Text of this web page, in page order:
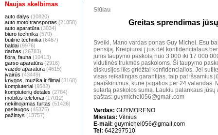
Naujas skelbimas
auto dalys (10820)
auto moto transportas (21858)
auto aparatūra (3034)
biuro technika (570)
buitinė technika (6467)
baldai (9976)
darbas (26783)
flora, fauna (10413)
garso aparatūra (2916)
vaizdo aparatūra (4615)
įvairūs (43449)
knygos, muzika ir filmai (3168)
kompiuteriai (9582)
kompiuterių detales (2784)
mobilūs telefonai (17012)
nekilnojamas turtas (51426)
paslaugos (45375)
pažintys (13757)
Siūlau
Greitas sprendimas
Sveiki, Mano vardas ponas Guy Michel. Esu
pensiją. Kreipiuosi į jus dėl konfidencialaus
jums taupymo paskolą nuo 3 000 iki 17 000
vidutinės trukmės paskoloms. Ši taupymo
diskusijos liks griežtai konfidencialios. Jei
visas reikalingas garantijas, taip pat išsamius
paaiškinimus, kurie įsigalios per 24 valandas.
sutartą paskolos sumą. Laukiu palankaus jūsų
paštas: guymichel056@gmail.com
Vardas: GUYMORENO
Miestas: Vilnius
E-mail: guymichel056@gmail.com
Tel: 642297510